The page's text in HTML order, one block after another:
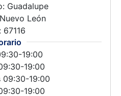
Guadalupe
León
67116
19:00
19:00
09:30-19:00
19:00